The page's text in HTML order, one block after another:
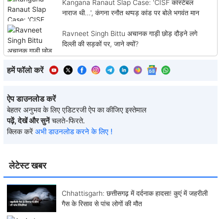
लेटेस्ट खबर
Chhattisgarh: छत्तीसगढ़ में दर्दनाक हादसा! कुएं में जहरीली
गैस के रिसाव से पांच लोगों की मौत
Kangana Ranaut Slap Case: 'CISF कांस्टेबल
नाराज थी...', कंगना रनौत थप्पड़ कांड पर बोले भगवंत मान
Ravneet Singh Bittu अचानक गाड़ी छोड़ दौड़ने लगे
दिल्ली की सड़कों पर, जाने क्यों?
हमें फॉलो करें
ऐप डाउनलोड करें
बेहतर अनुभव के लिए एडिटरजी ऐप का कीजिए इस्तेमाल
पढ़ें, देखें और सुनें चलते-फिरते.
क्लिक करें अभी डाउनलोड करने के लिए !